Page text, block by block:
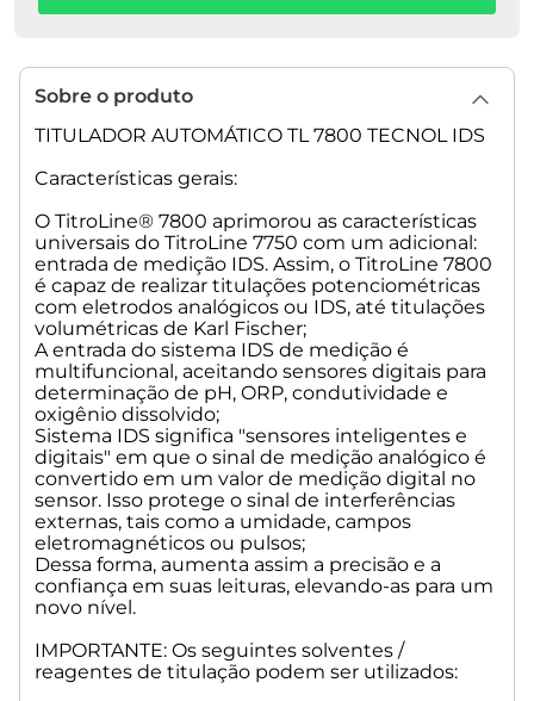
• Entrada de Medição 1 (analógico):
Entrada pH / mV com transdutor de 24 bits para leituras de
alta precisão Soquete de eletrodo de acordo com a norma
860). Eletrodo de referência 1 x 4 mm para ajuste do sinal de
medição do Receptor RFID dos eletrodos IDS de pH/mV da
• pH:
Range de Medida: -3,0 a 18,00
Over Range: -3,1 a 18,00
Resolução no Display: 0,001
Precisão (sem sensor de prova): 0,002 ± 1 Dígito
Resistência de entrada (omns): > 1.10^13
• U [mV]:
Range de Medida: -2000 a 2000
Over Range: -2020 a 2020
Resolução no Display: 0,10
Precisão (sem sensor de prova): 0,10 ± 1 Dígito
Resistência de entrada (Omn): > 1.10^13
• Entrada de medição do sensor de temperatura - conector
para termômetro de resistência Pt 1000 e NTC 30 kOhm.
• Pt 1000
Sobre o produto
TITULADOR AUTOMÁTICO TL 7800 TECNOL IDS
Características gerais:
O TitroLine® 7800 aprimorou as características
universais do TitroLine 7750 com um adicional:
entrada de medição IDS. Assim, o TitroLine 7800
é capaz de realizar titulações potenciométricas
com eletrodos analógicos ou IDS, até titulações
volumétricas de Karl Fischer;
A entrada do sistema IDS de medição é
multifuncional, aceitando sensores digitais para
determinação de pH, ORP, condutividade e
oxigênio dissolvido;
Sistema IDS significa "sensores inteligentes e
digitais" em que o sinal de medição analógico é
convertido em um valor de medição digital no
sensor. Isso protege o sinal de interferências
externas, tais como a umidade, campos
eletromagnéticos ou pulsos;
Dessa forma, aumenta assim a precisão e a
confiança em suas leituras, elevando-as para um
novo nível.
IMPORTANTE: Os seguintes solventes /
reagentes de titulação podem ser utilizados: